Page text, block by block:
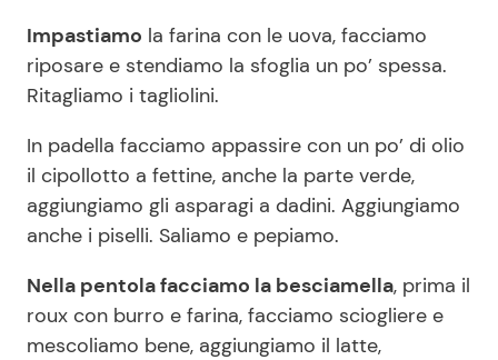
Impastiamo la farina con le uova, facciamo
riposare e stendiamo la sfoglia un po’ spessa.
Ritagliamo i tagliolini.
In padella facciamo appassire con un po’ di olio
il cipollotto a fettine, anche la parte verde,
aggiungiamo gli asparagi a dadini. Aggiungiamo
anche i piselli. Saliamo e pepiamo.
Nella pentola facciamo la besciamella, prima il
roux con burro e farina, facciamo sciogliere e
mescoliamo bene, aggiungiamo il latte,